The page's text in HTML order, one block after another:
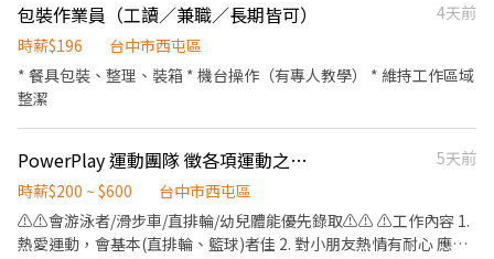
休 【用餐制度】：免費供餐 【用餐說明】：中午休息60分 【發薪
制度】：次月10號；可周預支 ▬▬▬▬福利制度▬▬▬▬ ❶.依照
享三節禮金或禮品 ▬▬▬▬求職請洽▬▬▬▬ ▶應徵職缺-電洽或
加LI NE即可預約 ▶最安心快速選擇找雷諾Reno▶ ☑ E-mail：
reno@i-can.tw ☑截圖加LI NE:@950piqfh ☑撥打電話:0975-348-
990【可傳簡訊】 ➪傳截圖職缺+求職者姓名+電話➪完成預約
覆、問題反映與紀錄 2.協助相關業務之線上系統操作及諮詢 3.其他
主管交辦事項 ------------------------------------------------------
-------------------------- ✅ 薪資與福利 1.時薪：200元 2.值班津
貼：每小時加20元(20:00至隔天上午07:00前) 3.本職務享專業認證
個人休假日出遊不再人擠人 1.採平、假日，早、晚班排班 2.早班時
段：07:00~16:00、08:00~17:00、09:00~18:00、10:00~19:00 3.晚
班時段：13:00~22:00、14:00~23:00、15:00~24:00 4.大夜班時段：
23:00-08:00、00:00-09:00 5.每次排班需4小時、每週需排班20小時
6.各班別人力安排，將依話務趨勢進行安排 -------------------------
包裝作業員（工讀／兼職／長期皆可）
4天前
時薪$196
台中市西屯區
* 餐具包裝、整理、裝箱 * 機台操作（有專人教學） * 維持工作區域
整潔
PowerPlay 運動團隊 徵各項運動之人才（直排輪教學、幼兒體能教學、銀髮族教學、游泳教學、滑步車教學、活動承辦）者佳！
5天前
時薪$200 ~ $600
台中市西屯區
⚠️⚠️會游泳者/滑步車/直排輪/幼兒體能優先錄取⚠️⚠️ ⚠️工作內容 1.
熱愛運動，會基本(直排輪、籃球)者佳 2. 對小朋友熱情有耐心 應徵